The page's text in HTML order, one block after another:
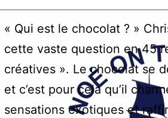
« Qui est le chocolat ? »
cette vaste question en 45
créatives ». Le chocolat se
et c’est pour cela qu’il
sensations exotiques et